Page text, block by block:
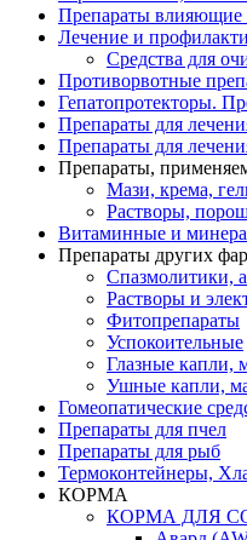
Препараты влияющие
Лечение и
Средства для
Противорвотные
Гепатопротекторы.
Препараты для
Препараты для
Препараты,
Мази, крема,
Растворы,
Витаминные и
Препараты других
Спазмолитики,
Растворы и
Фитопрепараты
Успокоительные
Глазные капли,
Ушные капли,
Гомеопатические
Препараты для пчел
Препараты для рыб
Термоконтейнеры,
КОРМА
КОРМА ДЛЯ